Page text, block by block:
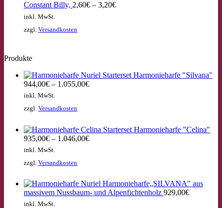
Constant Billy, 2,60€ – 3,20€
inkl. MwSt.
zzgl. Versandkosten
Produkte
Starterset Harmonieharfe "Silvana"
944,00€ – 1.055,00€
inkl. MwSt.
zzgl. Versandkosten
Starterset Harmonieharfe "Celina"
935,00€ – 1.046,00€
inkl. MwSt.
zzgl. Versandkosten
Harmonieharfe„SILVANA" aus
massivem Nussbaum- und Alpenfichtenholz 929,00€
inkl. MwSt.